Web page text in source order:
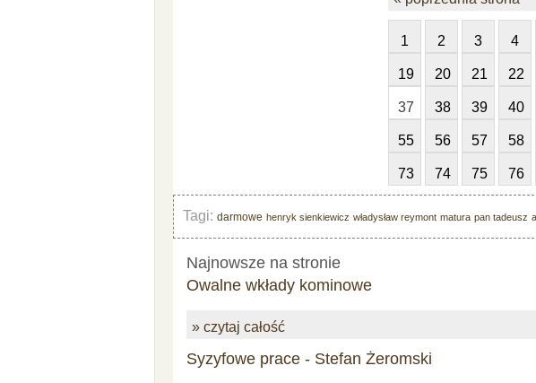
1 2 3 4
19 20 21 22
37 38 39 40
55 56 57 58
73 74 75 76
Tagi: darmowe henryk sienkiewicz władysław reymont matura pan tadeusz
Najnowsze na stronie
Owalne wkłady kominowe
» czytaj całość
Syzyfowe prace - Stefan Żeromski